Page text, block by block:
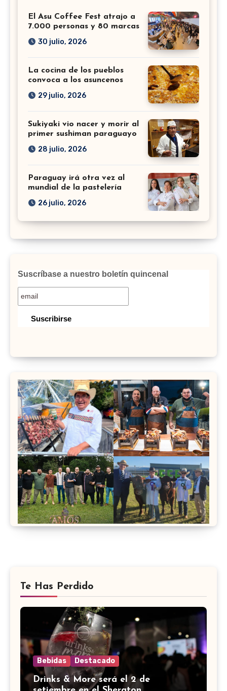
El Asu Coffee Fest atrajo a
7.000 personas y 80 marcas
30 julio, 2026
La cocina de los pueblos
convoca a los asuncenos
29 julio, 2026
Sukiyaki vio nacer y morir al
primer sushiman paraguayo
28 julio, 2026
Paraguay irá otra vez al
mundial de la pastelería
26 julio, 2026
Suscríbase a nuestro boletín quincenal
Te Has Perdido
Bebidas Destacado
Drinks & More será el 2 de